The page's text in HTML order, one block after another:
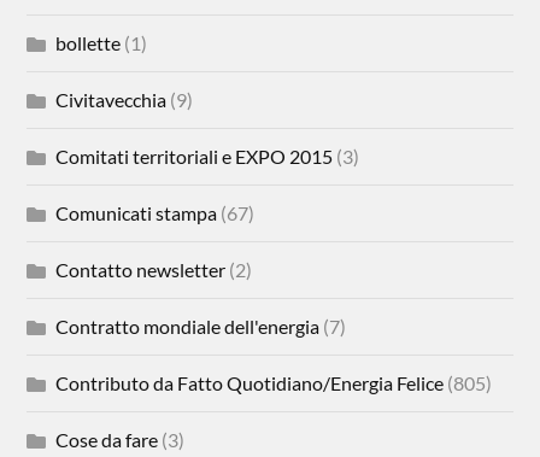
bollette (1)
Civitavecchia (9)
Comitati territoriali e EXPO 2015 (3)
Comunicati stampa (67)
Contatto newsletter (2)
Contratto mondiale dell'energia (7)
Contributo da Fatto Quotidiano/Energia Felice (805)
Cose da fare (3)